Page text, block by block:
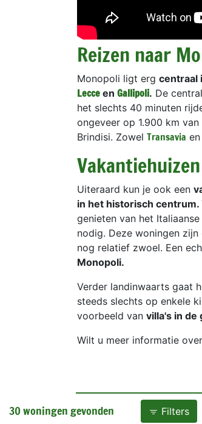
Reizen naar
Monopoli ligt erg centraal
Lecce en Gallipoli. De
het slechts 40 minuten
ongeveer op 1.900 km
Brindisi. Zowel Transavia en
Uiteraard kun je ook een
in het historisch centrum.
genieten van het
nodig. Deze woningen
nog relatief zwoel. Een
Monopoli.
Verder landinwaarts gaat
steeds slechts op enkele
voorbeeld van villa's in de
Wilt u meer informatie
30 woningen gevonden Filters